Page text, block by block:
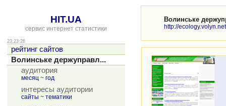
HIT.UA
сервис интернет статистики
23:23:26
рейтинг сайтов
Волинське держуправл...
аудитория
месяц ~ год
интересы аудитории
сайты ~ тематики
Волинське
http://